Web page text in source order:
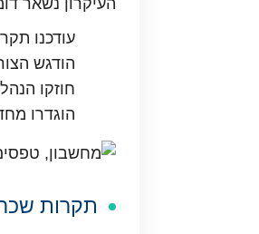
עודכנו
הודגש
חוזקו
הוגדרו
תקרות שכר 2025 והשפעתן על